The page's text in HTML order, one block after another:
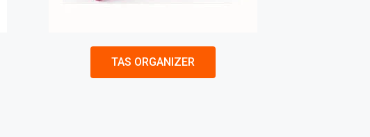
TAS ORGANIZER